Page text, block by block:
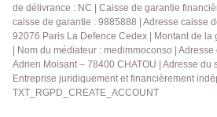
de délivrance : NC | Caisse de garantie
caisse de garantie : 9885888 | Adresse caisse
92076 Paris La Defence Cedex | Montant de la
| Nom du médiateur : medimmoconso |
Adrien Moisant – 78400 CHATOU | Adresse du
Entreprise juridiquement et financièrement
TXT_RGPD_CREATE_ACCOUNT